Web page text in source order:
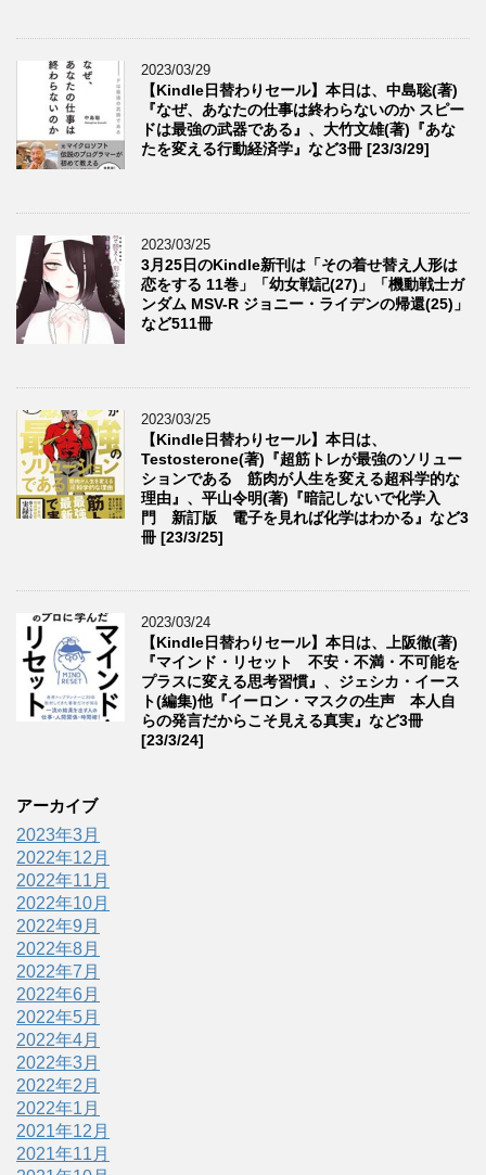
2023/03/29
【Kindle日替わりセール】本日は、中島聡(著)
『なぜ、あなたの仕事は終わらないのか スピー
ドは最強の武器である』、大竹文雄(著)『あな
たを変える行動経済学』など3冊 [23/3/29]
2023/03/25
3月25日のKindle新刊は「その着せ替え人形は
恋をする 11巻」「幼女戦記(27)」「機動戦士ガ
ンダム MSV-R ジョニー・ライデンの帰還(25)」
など511冊
2023/03/25
【Kindle日替わりセール】本日は、
Testosterone(著)『超筋トレが最強のソリュー
ションである 筋肉が人生を変える超科学的な
理由』、平山令明(著)『暗記しないで化学入
門 新訂版 電子を見れば化学はわかる』など3
冊 [23/3/25]
2023/03/24
【Kindle日替わりセール】本日は、上阪徹(著)
『マインド・リセット 不安・不満・不可能を
プラスに変える思考習慣』、ジェシカ・イース
ト(編集)他『イーロン・マスクの生声 本人自
らの発言だからこそ見える真実』など3冊
[23/3/24]
アーカイブ
2023年3月
2022年12月
2022年11月
2022年10月
2022年9月
2022年8月
2022年7月
2022年6月
2022年5月
2022年4月
2022年3月
2022年2月
2022年1月
2021年12月
2021年11月